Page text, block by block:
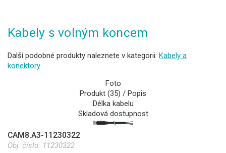
Kabely s volným koncem
Další podobné produkty naleznete v kategorii: Kabely a
konektory
Foto
Produkt (35) / Popis
Délka kabelu
Skladová dostupnost
CAM8.A3-11230322
Obj. číslo: 11230322